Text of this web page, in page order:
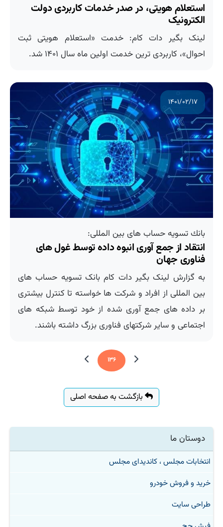
استعلام هویتی، در صدر خدمات کاربردی دولت
الکترونیک
لینک بگیر دات کام: خدمت «استعلام هویتی ثبت
احوال»، کاربردی ترین خدمت اولین ماه سال ۱۴۰۱ شد.
۱۴۰۱/۰۲/۱۷
بانك تسویه حساب های بین المللی:
انتقاد از جمع آوری انبوه داده توسط غول های
فناوری جهان
به گزارش لینک بگیر دات کام بانک تسویه حساب های
بین المللی از افراد و شرکت ها خواسته تا کنترل بیشتری
بر داده های جمع آوری شده از خود توسط شبکه های
اجتماعی و سایر شرکتهای فناوری بزرگ داشته باشند.
۱۳۶
بازگشت به صفحه اصلی
دوستان ما
انتخابات مجلس ، کاندیدای مجلس
خرید و فروش خودرو
طراحی سایت